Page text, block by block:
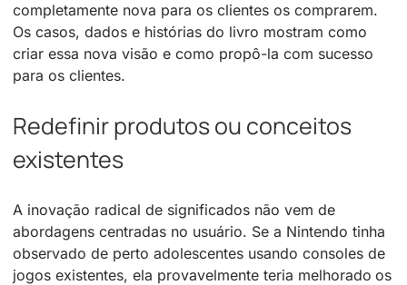
completamente nova para os clientes os comprarem.
Os casos, dados e histórias do livro mostram como
criar essa nova visão e como propô-la com sucesso
para os clientes.
Redefinir produtos ou conceitos
existentes
A inovação radical de significados não vem de
abordagens centradas no usuário. Se a Nintendo tinha
observado de perto adolescentes usando consoles de
jogos existentes, ela provavelmente teria melhorado os